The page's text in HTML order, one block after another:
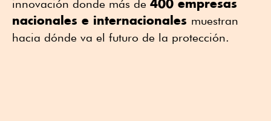
innovación donde más de 400 empresas
nacionales e internacionales muestran
hacia dónde va el futuro de la protección.